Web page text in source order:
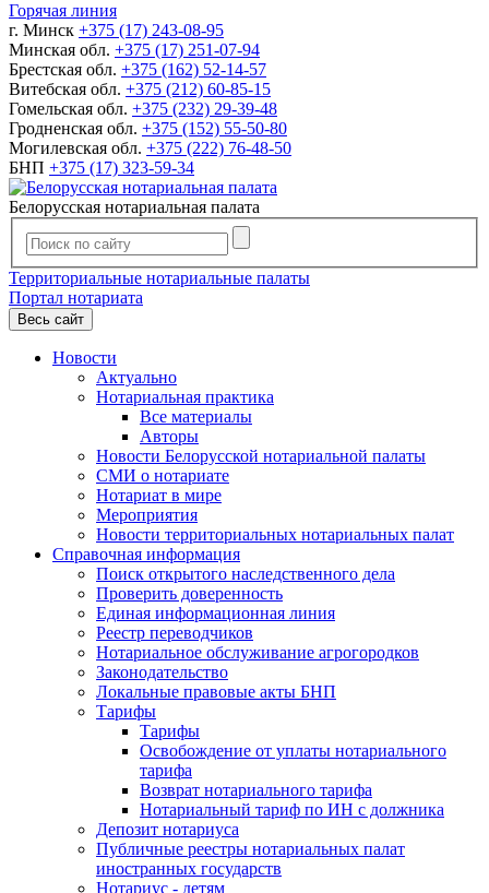
Горячая линия
г. Минск +375 (17) 243-08-95
Минская обл. +375 (17) 251-07-94
Брестская обл. +375 (162) 52-14-57
Витебская обл. +375 (212) 60-85-15
Гомельская обл. +375 (232) 29-39-48
Гродненская обл. +375 (152) 55-50-80
Могилевская обл. +375 (222) 76-48-50
БНП +375 (17) 323-59-34
Белорусская нотариальная палата
Территориальные нотариальные палаты
Портал нотариата
Весь сайт
Новости
Актуально
Нотариальная практика
Все материалы
Авторы
Новости Белорусской нотариальной палаты
СМИ о нотариате
Нотариат в мире
Мероприятия
Новости территориальных нотариальных палат
Справочная информация
Поиск открытого наследственного дела
Проверить доверенность
Единая информационная линия
Реестр переводчиков
Нотариальное обслуживание агрогородков
Законодательство
Локальные правовые акты БНП
Тарифы
Тарифы
Освобождение от уплаты нотариального
тарифа
Возврат нотариального тарифа
Нотариальный тариф по ИН с должника
Депозит нотариуса
Публичные реестры нотариальных палат
иностранных государств
Нотариус - детям